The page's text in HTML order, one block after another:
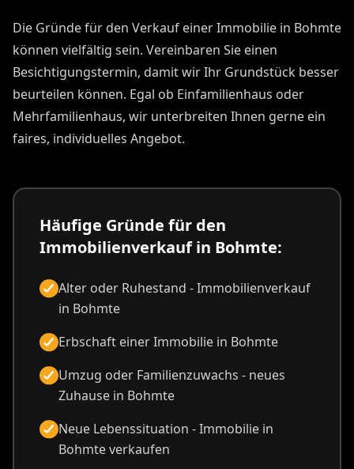
Die Gründe für den Verkauf einer Immobilie in Bohmte
können vielfältig sein. Vereinbaren Sie einen
Besichtigungstermin, damit wir Ihr Grundstück besser
beurteilen können. Egal ob Einfamilienhaus oder
Mehrfamilienhaus, wir unterbreiten Ihnen gerne ein
faires, individuelles Angebot.
Häufige Gründe für den
Immobilienverkauf in Bohmte:
Alter oder Ruhestand - Immobilienverkauf
in Bohmte
Erbschaft einer Immobilie in Bohmte
Umzug oder Familienzuwachs - neues
Zuhause in Bohmte
Neue Lebenssituation - Immobilie in
Bohmte verkaufen